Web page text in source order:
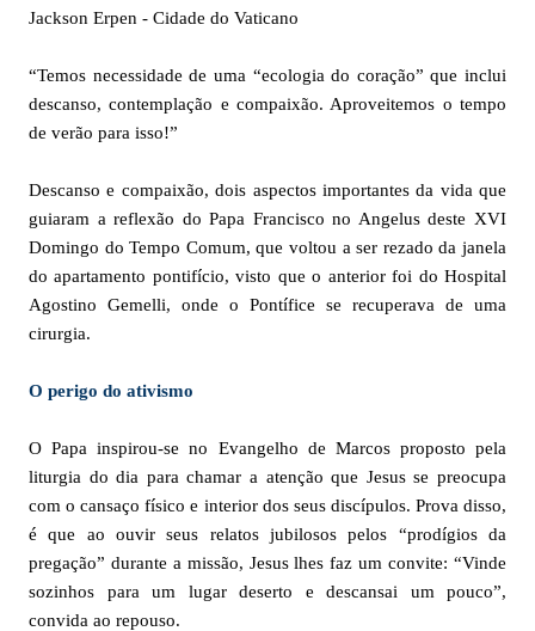
Jackson Erpen - Cidade do Vaticano
“Temos necessidade de uma “ecologia do coração” que inclui
descanso, contemplação e compaixão. Aproveitemos o tempo
de verão para isso!”
Descanso e compaixão, dois aspectos importantes da vida que
guiaram a reflexão do Papa Francisco no Angelus deste XVI
Domingo do Tempo Comum, que voltou a ser rezado da janela
do apartamento pontifício, visto que o anterior foi do Hospital
Agostino Gemelli, onde o Pontífice se recuperava de uma
cirurgia.
O perigo do ativismo
O Papa inspirou-se no Evangelho de Marcos proposto pela
liturgia do dia para chamar a atenção que Jesus se preocupa
com o cansaço físico e interior dos seus discípulos. Prova disso,
é que ao ouvir seus relatos jubilosos pelos “prodígios da
pregação” durante a missão, Jesus lhes faz um convite: “Vinde
sozinhos para um lugar deserto e descansai um pouco”,
convida ao repouso.